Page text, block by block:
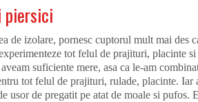
piersici
de izolare, pornesc cuptorul mult mai des
tot felul de prajituri, placinte
suficiente mere, asa ca le-am
tot felul de prajituri, rulade, placinte. Iar
usor de pregatit pe atat de moale si pufos.